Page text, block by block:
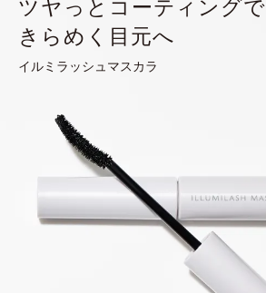
ツヤっとコーティングで
きらめく目元へ
イルミラッシュマスカラ